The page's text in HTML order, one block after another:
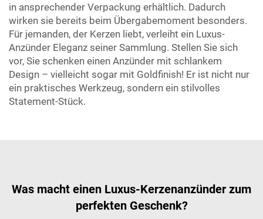
in ansprechender Verpackung erhältlich. Dadurch
wirken sie bereits beim Übergabemoment besonders.
Für jemanden, der Kerzen liebt, verleiht ein Luxus-
Anzünder Eleganz seiner Sammlung. Stellen Sie sich
vor, Sie schenken einen Anzünder mit schlankem
Design – vielleicht sogar mit Goldfinish! Er ist nicht nur
ein praktisches Werkzeug, sondern ein stilvolles
Statement-Stück.
Was macht einen Luxus-Kerzenanzünder zum
perfekten Geschenk?